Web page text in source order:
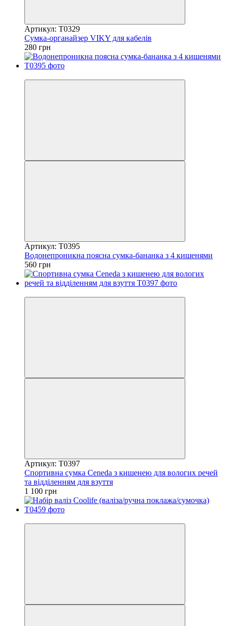
Артикул: T0329
Сумка-органайзер VIKY для кабелів
280 грн
Артикул: T0395
Водонепроникна поясна сумка-бананка з 4 кишенями
560 грн
Артикул: T0397
Спортивна сумка Ceneda з кишенею для вологих речей
та відділенням для взуття
1 100 грн